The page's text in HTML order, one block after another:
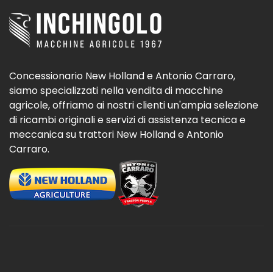
Concessionario New Holland e Antonio Carraro,
siamo specializzati nella vendita di macchine
agricole, offriamo ai nostri clienti un'ampia selezione
di ricambi originali e servizi di assistenza tecnica e
meccanica su trattori New Holland e Antonio
Carraro.